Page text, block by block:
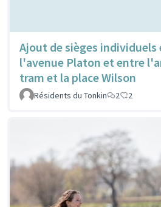
Ajout de sièges individuels
l'avenue Platon et entre
tram et la place Wilson
Résidents du Tonkin
2 2